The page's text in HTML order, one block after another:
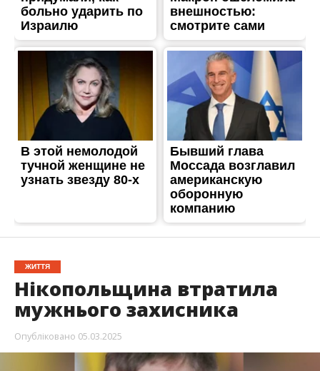
ЖИТТЯ
Нікопольщина втратила
мужнього захисника
Опубліковано 05.03.2025